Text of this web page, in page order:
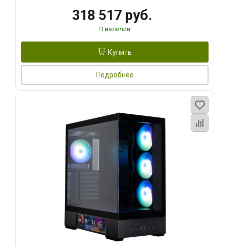
318 517 руб.
В наличии
Купить
Подробнее